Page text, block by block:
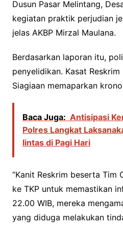
Dusun Pasar Melintang,
kegiatan praktik perjudian
jelas AKBP Mirzal Maulana.
Berdasarkan laporan itu,
penyelidikan. Kasat
Siagiaan memaparkan
Baca Juga: Antisipasi
Polres Langkat
lintas di Pagi Hari
“Kanit Reskrim beserta Tim
ke TKP untuk memastikan
22.00 WIB, mereka
yang diduga melakukan